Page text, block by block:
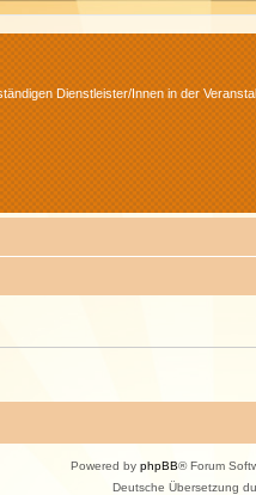
Dienstleister/Innen in der
Powered by phpBB® Forum
Deutsche Übersetzung